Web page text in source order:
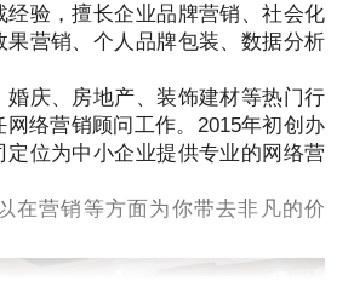
经验，擅长企业品牌营销、社会化
果营销、个人品牌包装、数据分析
婚庆、房地产、装饰建材等热门行
网络营销顾问工作。2015年初创办
定位为中小企业提供专业的网络营
在营销等方面为你带去非凡的价